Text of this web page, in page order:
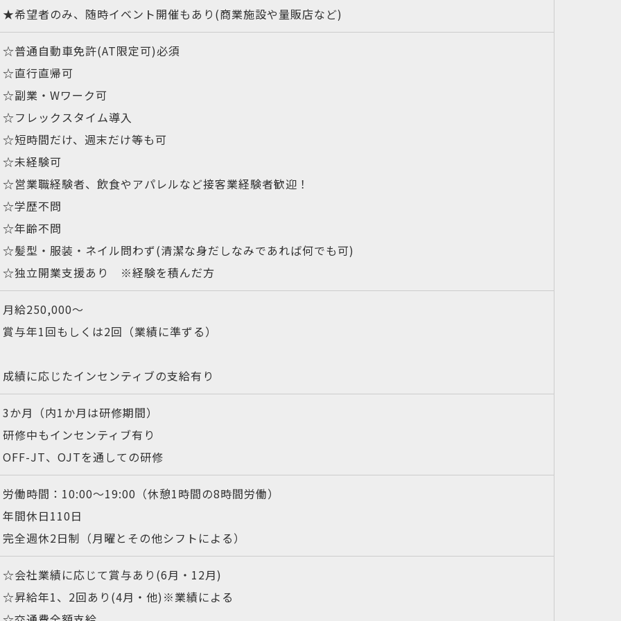
★希望者のみ、随時イベント開催もあり(商業施設や量販店など)
☆普通自動車免許(AT限定可)必須
☆直行直帰可
☆副業・Wワーク可
☆フレックスタイム導入
☆短時間だけ、週末だけ等も可
☆未経験可
☆営業職経験者、飲食やアパレルなど接客業経験者歓迎！
☆学歴不問
☆年齢不問
☆髪型・服装・ネイル問わず(清潔な身だしなみであれば何でも可)
☆独立開業支援あり ※経験を積んだ方
月給250,000〜
賞与年1回もしくは2回（業績に準ずる）
成績に応じたインセンティブの支給有り
3か月（内1か月は研修期間）
研修中もインセンティブ有り
OFF-JT、OJTを通しての研修
労働時間：10:00～19:00（休憩1時間の8時間労働）
年間休日110日
完全週休2日制（月曜とその他シフトによる）
☆会社業績に応じて賞与あり(6月・12月)
☆昇給年1、2回あり(4月・他)※業績による